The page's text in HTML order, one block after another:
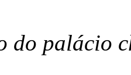
do palácio